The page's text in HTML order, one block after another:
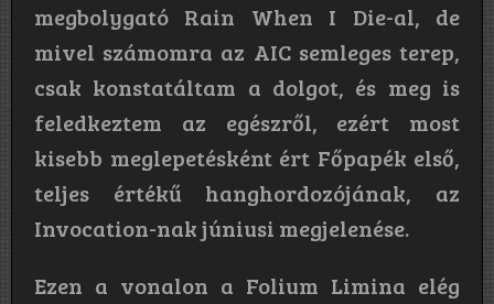
megbolygató Rain When I Die-al, de
mivel számomra az AIC semleges terep,
csak konstatáltam a dolgot, és meg is
feledkeztem az egészről, ezért most
kisebb meglepetésként ért Főpapék első,
teljes értékű hanghordozójának, az
Invocation-nak júniusi megjelenése.
Ezen a vonalon a Folium Limina elég